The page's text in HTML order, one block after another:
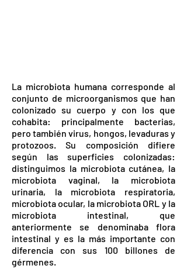
La microbiota humana corresponde al
conjunto de microorganismos que han
colonizado su cuerpo y con los que
cohabita: principalmente bacterias,
pero también virus, hongos, levaduras y
protozoos. Su composición difiere
según las superficies colonizadas:
distinguimos la microbiota cutánea, la
microbiota vaginal, la microbiota
urinaria, la microbiota respiratoria,
microbiota ocular, la microbiota ORL y la
microbiota intestinal, que
anteriormente se denominaba flora
intestinal y es la más importante con
diferencia con sus 100 billones de
gérmenes.